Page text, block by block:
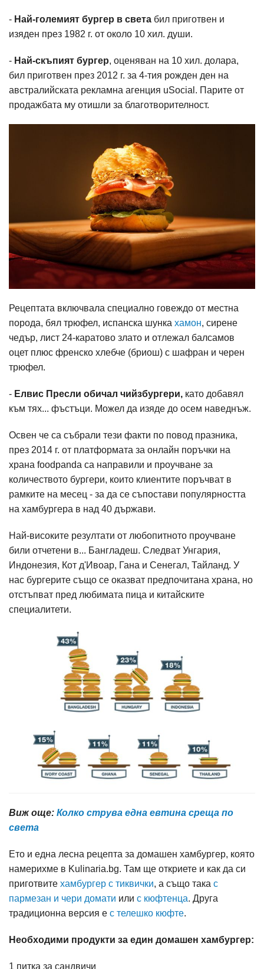
- Най-големият бургер в света бил приготвен и
изяден през 1982 г. от около 10 хил. души.
- Най-скъпият бургер, оценяван на 10 хил. долара,
бил приготвен през 2012 г. за 4-тия рожден ден на
австралийската рекламна агенция uSocial. Парите от
продажбата му отишли за благотворителност.
Рецептата включвала специално говеждо от местна
порода, бял трюфел, испанска шунка хамон, сирене
чедър, лист 24-каратово злато и отлежал балсамов
оцет плюс френско хлебче (бриош) с шафран и черен
трюфел.
- Елвис Пресли обичал чийзбургери, като добавял
към тях... фъстъци. Можел да изяде до осем наведнъж.
Освен че са събрали тези факти по повод празника,
през 2014 г. от платформата за онлайн поръчки на
храна foodpanda са направили и проучване за
количеството бургери, които клиентите поръчват в
рамките на месец - за да се съпостави популярността
на хамбургера в над 40 държави.
Най-високите резултати от любопитното проучване
били отчетени в... Бангладеш. Следват Унгария,
Индонезия, Кот д'Ивоар, Гана и Сенегал, Тайланд. У
нас бургерите също се оказват предпочитана храна, но
отстъпват пред любимата пица и китайските
специалитети.
Виж още: Колко струва една евтина среща по
света
Ето и една лесна рецепта за домашен хамбургер, която
намерихме в Kulinaria.bg. Там ще откриете и как да си
приготвите хамбургер с тиквички, а също така с
пармезан и чери домати или с кюфтенца. Друга
традиционна версия е с телешко кюфте.
Необходими продукти за един домашен хамбургер:
1 питка за сандвичи